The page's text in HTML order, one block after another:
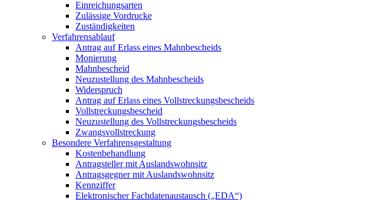
Einreichungsarten
Zulässige Vordrucke
Zuständigkeiten
Verfahrensablauf
Antrag auf Erlass eines Mahnbescheids
Monierung
Mahnbescheid
Neuzustellung des Mahnbescheids
Widerspruch
Antrag auf Erlass eines Vollstreckungsbescheids
Vollstreckungsbescheid
Neuzustellung des Vollstreckungsbescheids
Zwangsvollstreckung
Besondere Verfahrensgestaltung
Kostenbehandlung
Antragsteller mit Auslandswohnsitz
Antragsgegner mit Auslandswohnsitz
Kennziffer
Elektronischer Fachdatenaustausch („EDA“)